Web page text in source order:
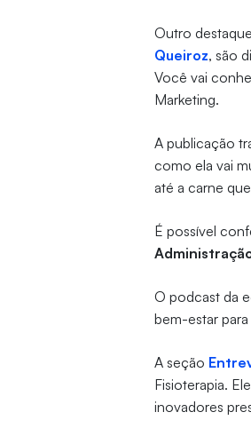
Outro
Queiroz, são
Você vai
Marketing.
A publicação
como ela vai
até a carne
É possível
O podcast da
bem-estar
A seção
Fisioterapia.
inovadores